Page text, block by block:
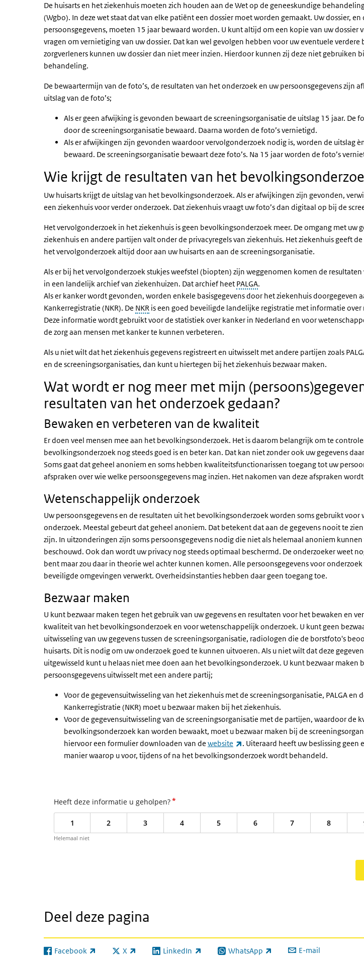
De huisarts en het ziekenhuis moeten zich houden aan de Wet op de geneeskundige
(Wgbo). In deze wet staat dat van elke patiënt een dossier moet worden gemaakt. Uw dossier, en
persoonsgegevens, moeten 15 jaar bewaard worden. U kunt altijd om een kopie van uw dossier
vragen om vernietiging van uw dossier. Dat kan wel gevolgen hebben voor uw eventuele verdere
zorgverleners kunnen uw dossier dan niet meer inzien. Hierdoor kunnen zij deze niet gebruiken
behandeling.
De bewaartermijn van de foto’s, de resultaten van het onderzoek en uw persoonsgegevens zijn
uitslag van de foto’s;
Als er geen afwijking is gevonden bewaart de screeningsorganisatie de uitslag 15 jaar. De
door de screeningsorganisatie bewaard. Daarna worden de foto’s vernietigd.
Als er afwijkingen zijn gevonden waardoor vervolgonderzoek nodig is, worden de uitslag
bewaard. De screeningsorganisatie bewaart deze foto’s. Na 15 jaar worden de foto’s
Wie krijgt de resultaten van het
Uw huisarts krijgt de uitslag van het bevolkingsonderzoek. Als er afwijkingen zijn gevonden,
een ziekenhuis voor verder onderzoek. Dat ziekenhuis vraagt uw foto’s dan digitaal op bij de
Het vervolgonderzoek in het ziekenhuis is geen bevolkingsonderzoek meer. De omgang met uw
ziekenhuis en andere partijen valt onder de privacyregels van ziekenhuis. Het ziekenhuis geeft de
het vervolgonderzoek altijd door aan uw huisarts en aan de screeningsorganisatie.
Als er bij het vervolgonderzoek stukjes weefstel (biopten) zijn weggenomen komen de
in een landelijk archief van ziekenhuizen. Dat archief heet PALGA.
Als er kanker wordt gevonden, worden enkele basisgegevens door het ziekenhuis doorgegeven
Kankerregistratie (NKR). De NKR is een goed beveiligde landelijke registratie met informatie over
Deze informatie wordt gebruikt voor de statistiek over kanker in Nederland en voor
de zorg aan mensen met kanker te kunnen verbeteren.
Als u niet wilt dat het ziekenhuis gegevens registreert en uitwisselt met andere partijen zoals
en de screeningsorganisaties, dan kunt u hiertegen bij het ziekenhuis bezwaar maken.
Wat wordt er nog meer met mijn
resultaten van het onderzoek gedaan?
Bewaken en verbeteren van de kwaliteit
Er doen veel mensen mee aan het bevolkingsonderzoek. Het is daarom belangrijk om te
bevolkingsonderzoek nog steeds goed is en beter kan. Dat kan niet zonder ook uw gegevens
Soms gaat dat geheel anoniem en soms hebben kwaliteitsfunctionarissen toegang tot uw
afspraken over wie welke persoonsgegevens mag inzien. Het nakomen van deze afspraken
Wetenschappelijk onderzoek
Uw persoonsgegevens en de resultaten uit het bevolkingsonderzoek worden soms gebruikt
onderzoek. Meestal gebeurt dat geheel anoniem. Dat betekent dat aan de gegevens nooit te zien
zijn. In uitzonderingen zijn soms persoonsgegevens nodig die niet als helemaal anoniem
beschouwd. Ook dan wordt uw privacy nog steeds optimaal beschermd. De onderzoeker weet
bent maar zou daar in theorie wel achter kunnen komen. Alle persoonsgegevens voor
beveiligde omgevingen verwerkt. Overheidsinstanties hebben daar geen toegang toe.
Bezwaar maken
U kunt bezwaar maken tegen het gebruik van uw gegevens en resultaten voor het bewaken en
kwaliteit van het bevolkingsonderzoek en voor wetenschappelijk onderzoek. U kunt geen
uitwisseling van uw gegevens tussen de screeningsorganisatie, radiologen die de borstfoto's
huisarts. Dit is nodig om uw onderzoek goed te kunnen uitvoeren. Als u niet wilt dat deze
uitgewisseld kunt u helaas niet mee doen aan het bevolkingsonderzoek. U kunt bezwaar maken
persoonsgegevens uitwisselt met een andere partij;
Voor de gegevensuitwisseling van het ziekenhuis met de screeningsorganisatie, PALGA en
Kankerregistratie (NKR) moet u bezwaar maken bij het ziekenhuis.
Voor de gegevensuitwisseling van de screeningsorganisatie met de partijen, waardoor de
bevolkingsonderzoek kan worden bewaakt, moet u bezwaar maken bij de
hiervoor een formulier downloaden van de website (externe link)
. Uiteraard heeft uw beslissing geen
manier waarop u voor, tijdens of na het bevolkingsonderzoek wordt behandeld.
Heeft deze informatie u geholpen?*
1 2 3 4 5 6 7 8
Helemaal niet
Deel deze pagina
Facebook
(externe link) X
(externe link) LinkedIn
(externe link) WhatsApp
(externe link) E-mail